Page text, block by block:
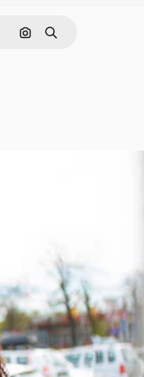
Поиск по изображению
Поиск